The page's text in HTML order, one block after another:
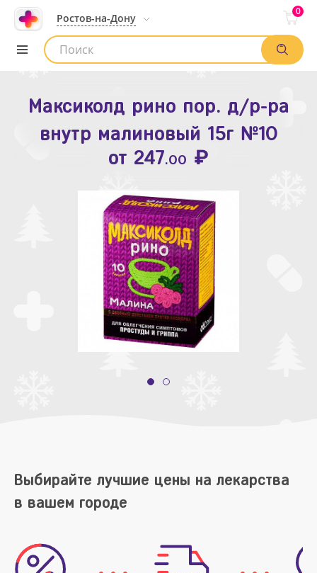
Ростов-на-Дону
0
Список аптек
Максиколд рино пор. д/р-ра
внутр малиновый 15г №10
от 247.00 ₽
Зодак таб. п.п.о. 10мг №10
от109.80 ₽
Выбирайте лучшие цены на лекарства
в вашем городе